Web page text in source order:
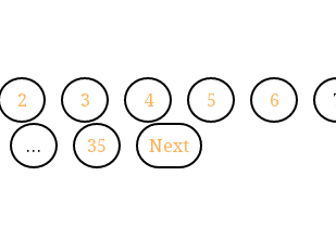
2 3 4 5 6
… 35 Next